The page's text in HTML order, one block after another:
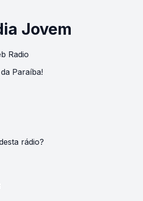
Jovem
Radio
Paraíba!
rádio?